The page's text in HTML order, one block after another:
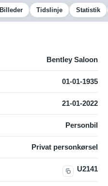
Billeder Tidslinje Statistik
Bentley Saloon
01-01-1935
21-01-2022
Personbil
Privat personkørsel
U2141